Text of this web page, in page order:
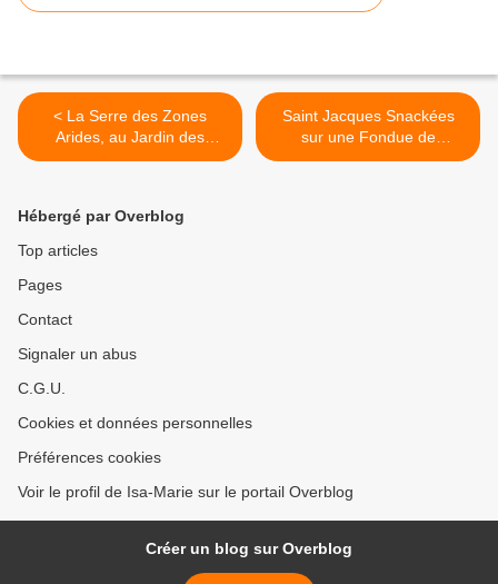
< La Serre des Zones
Arides, au Jardin des
Plantes
Saint Jacques Snackées
sur une Fondue de
Poireaux >
Hébergé par Overblog
Top articles
Pages
Contact
Signaler un abus
C.G.U.
Cookies et données personnelles
Préférences cookies
Voir le profil de Isa-Marie sur le portail Overblog
Créer un blog sur Overblog